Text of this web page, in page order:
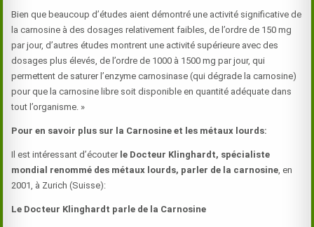
Bien que beaucoup d’études aient démontré une activité significative de
la carnosine à des dosages relativement faibles, de l’ordre de 150 mg
par jour, d’autres études montrent une activité supérieure avec des
dosages plus élevés, de l’ordre de 1000 à 1500 mg par jour, qui
permettent de saturer l’enzyme carnosinase (qui dégrade la carnosine)
pour que la carnosine libre soit disponible en quantité adéquate dans
tout l’organisme. »
Pour en savoir plus sur la Carnosine et les métaux lourds:
Il est intéressant d’écouter le Docteur Klinghardt, spécialiste
mondial renommé des métaux lourds, parler de la carnosine , en
2001, à Zurich (Suisse):
Le Docteur Klinghardt parle de la Carnosine